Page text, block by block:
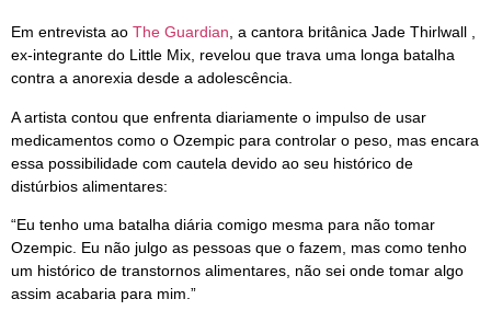
Em entrevista ao The Guardian , a cantora britânica Jade Thirlwall ,
ex-integrante do Little Mix, revelou que trava uma longa batalha
contra a anorexia desde a adolescência.
A artista contou que enfrenta diariamente o impulso de usar
medicamentos como o Ozempic para controlar o peso, mas encara
essa possibilidade com cautela devido ao seu histórico de
distúrbios alimentares:
“Eu tenho uma batalha diária comigo mesma para não tomar
Ozempic. Eu não julgo as pessoas que o fazem, mas como tenho
um histórico de transtornos alimentares, não sei onde tomar algo
assim acabaria para mim.”